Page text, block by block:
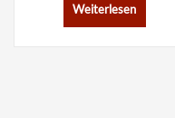
Weiterlesen